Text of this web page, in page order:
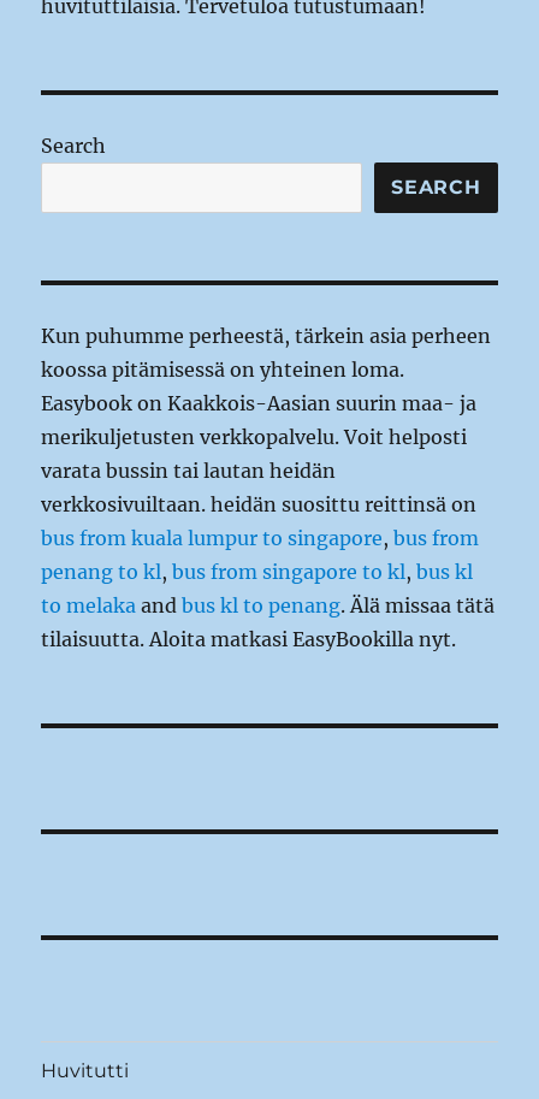
huvituttilaisia. Tervetuloa tutustumaan!
Search
SEARCH
Kun puhumme perheestä, tärkein asia perheen
koossa pitämisessä on yhteinen loma.
Easybook on Kaakkois-Aasian suurin maa- ja
merikuljetusten verkkopalvelu. Voit helposti
varata bussin tai lautan heidän
verkkosivuiltaan. heidän suosittu reittinsä on
bus from kuala lumpur to singapore,bus from
penang to kl,bus from singapore to kl,bus kl
to melaka andbus kl to penang. Älä missaa tätä
tilaisuutta. Aloita matkasi EasyBookilla nyt.
Huvitutti